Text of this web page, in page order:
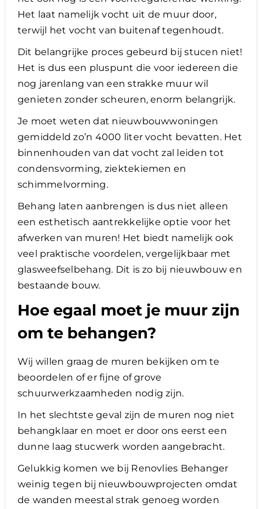
Het laat namelijk vocht uit de muur door,
terwijl het vocht van buitenaf tegenhoudt.
Dit belangrijke proces gebeurd bij stucen niet!
Het is dus een pluspunt die voor iedereen die
nog jarenlang van een strakke muur wil
genieten zonder scheuren, enorm belangrijk.
Je moet weten dat nieuwbouwwoningen
gemiddeld zo’n 4000 liter vocht bevatten. Het
binnenhouden van dat vocht zal leiden tot
condensvorming, ziektekiemen en
schimmelvorming.
Behang laten aanbrengen is dus niet alleen
een esthetisch aantrekkelijke optie voor het
afwerken van muren! Het biedt namelijk ook
veel praktische voordelen, vergelijkbaar met
glasweefselbehang. Dit is zo bij nieuwbouw en
bestaande bouw.
Hoe egaal moet je muur zijn
om te behangen?
Wij willen graag de muren bekijken om te
beoordelen of er fijne of grove
schuurwerkzaamheden nodig zijn.
In het slechtste geval zijn de muren nog niet
behangklaar en moet er door ons eerst een
dunne laag stucwerk worden aangebracht.
Gelukkig komen we bij Renovlies Behanger
weinig tegen bij nieuwbouwprojecten omdat
de wanden meestal strak genoeg worden